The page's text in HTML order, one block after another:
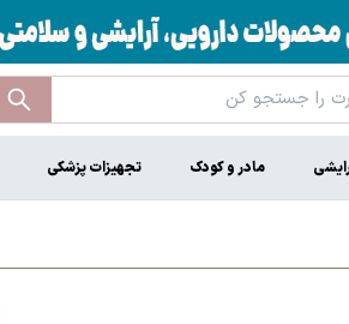
مادر و کودک تجهیزات پزشکی